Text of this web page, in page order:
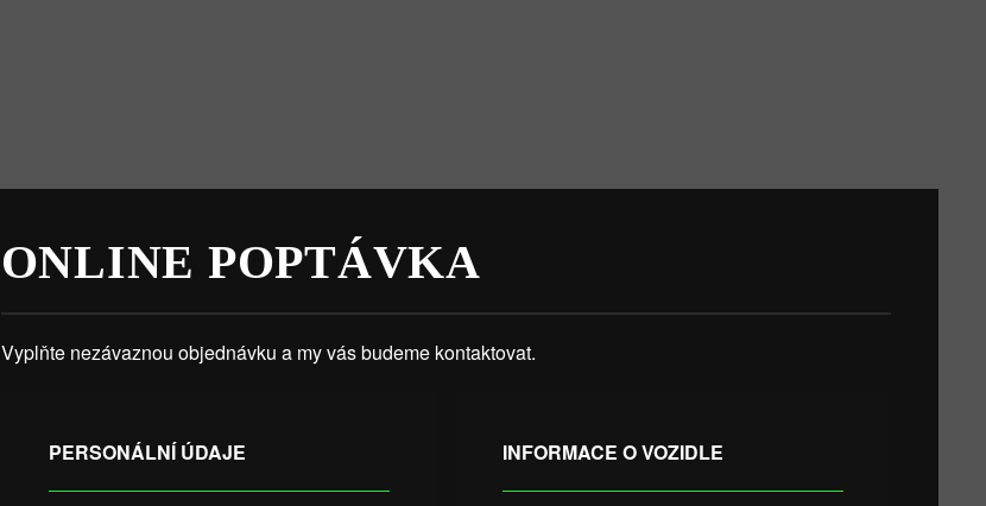
ONLINE POPTÁVKA
Vyplňte nezávaznou objednávku a my vás budeme kontaktovat.
PERSONÁLNÍ ÚDAJE INFORMACE O VOZIDLE